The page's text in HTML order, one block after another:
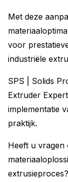
Met deze
voor
industriële
SPS | Solids
Extruder
implementatie
praktijk.
Heeft u